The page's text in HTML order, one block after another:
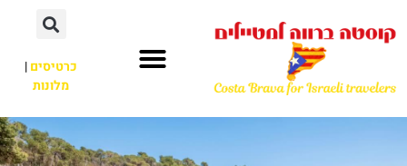
כרטיסים|
מלונות